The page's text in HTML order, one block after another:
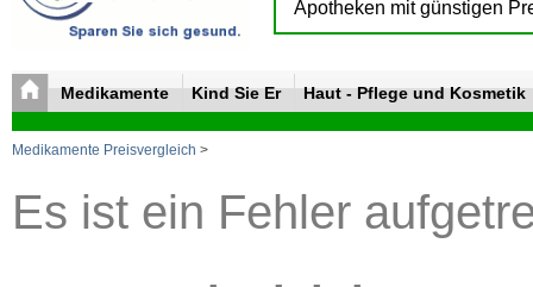
Medikamente Kind Sie Er Haut - Pflege und Kosmetik
Medikamente Preisvergleich >
Es ist ein Fehler